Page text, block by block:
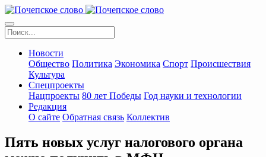
Новости
Общество Политика Экономика Спорт Происшествия
Культура
Спецпроекты
Нацпроекты 80 лет Победы Год науки и технологии
Редакция
О сайте Обратная связь Коллектив
Пять новых услуг налогового органа